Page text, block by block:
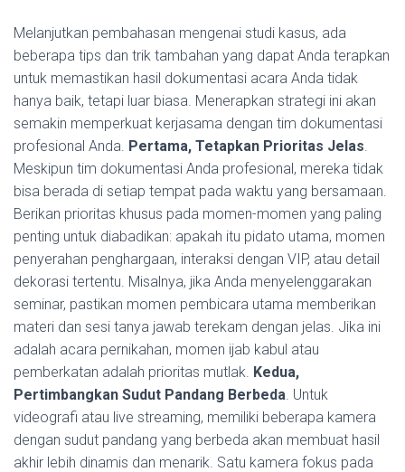
Melanjutkan pembahasan mengenai studi kasus, ada
beberapa tips dan trik tambahan yang dapat Anda terapkan
untuk memastikan hasil dokumentasi acara Anda tidak
hanya baik, tetapi luar biasa. Menerapkan strategi ini akan
semakin memperkuat kerjasama dengan tim dokumentasi
profesional Anda. Pertama, Tetapkan Prioritas Jelas.
Meskipun tim dokumentasi Anda profesional, mereka tidak
bisa berada di setiap tempat pada waktu yang bersamaan.
Berikan prioritas khusus pada momen-momen yang paling
penting untuk diabadikan: apakah itu pidato utama, momen
penyerahan penghargaan, interaksi dengan VIP, atau detail
dekorasi tertentu. Misalnya, jika Anda menyelenggarakan
seminar, pastikan momen pembicara utama memberikan
materi dan sesi tanya jawab terekam dengan jelas. Jika ini
adalah acara pernikahan, momen ijab kabul atau
pemberkatan adalah prioritas mutlak. Kedua,
Pertimbangkan Sudut Pandang Berbeda. Untuk
videografi atau live streaming, memiliki beberapa kamera
dengan sudut pandang yang berbeda akan membuat hasil
akhir lebih dinamis dan menarik. Satu kamera fokus pada